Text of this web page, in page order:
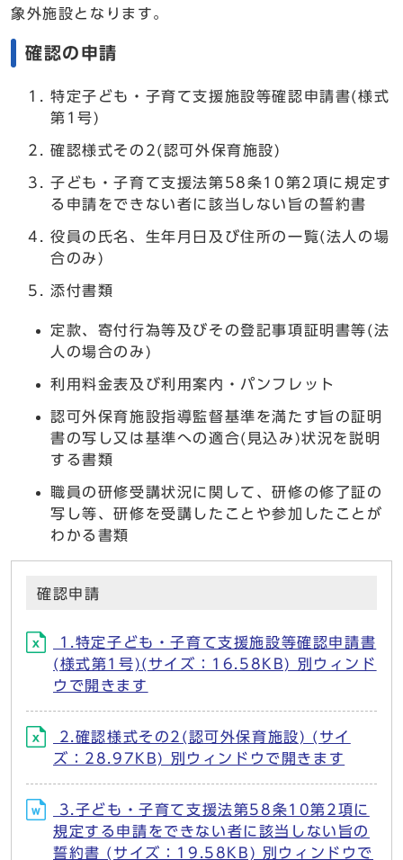
象外施設となります。
確認の申請
特定子ども・子育て支援施設等確認申請書(様式
第1号)
確認様式その2(認可外保育施設)
子ども・子育て支援法第58条10第2項に規定す
る申請をできない者に該当しない旨の誓約書
役員の氏名、生年月日及び住所の一覧(法人の場
合のみ)
添付書類
定款、寄付行為等及びその登記事項証明書等(法
人の場合のみ)
利用料金表及び利用案内・パンフレット
認可外保育施設指導監督基準を満たす旨の証明
書の写し又は基準への適合(見込み)状況を説明
する書類
職員の研修受講状況に関して、研修の修了証の
写し等、研修を受講したことや参加したことが
わかる書類
確認申請
1.特定子ども・子育て支援施設等確認申請書
(様式第1号)(サイズ：16.58KB) 別ウィンド
ウで開きます
2.確認様式その2(認可外保育施設) (サイ
ズ：28.97KB) 別ウィンドウで開きます
3.子ども・子育て支援法第58条10第2項に
規定する申請をできない者に該当しない旨の
誓約書 (サイズ：19.58KB) 別ウィンドウで